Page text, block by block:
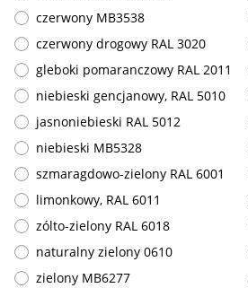
czerwony MB3538
czerwony drogowy RAL 3020
gleboki pomaranczowy RAL 2011
niebieski gencjanowy, RAL 5010
jasnoniebieski RAL 5012
niebieski MB5328
szmaragdowo-zielony RAL 6001
limonkowy, RAL 6011
zólto-zielony RAL 6018
naturalny zielony 0610
zielony MB6277